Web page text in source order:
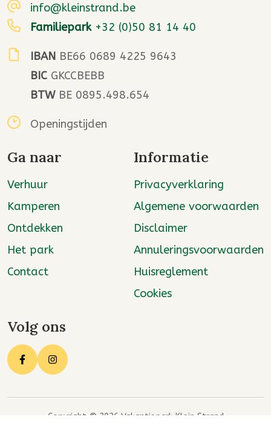
info@kleinstrand.be
Familiepark+32 (0)50 81 14 40
IBAN BE66 0689 4225 9643
BIC GKCCBEBB
BTWBE 0895.498.654
Openingstijden
Ga naar
Verhuur
Kamperen
Ontdekken
Het park
Contact
Informatie
Privacyverklaring
Algemene voorwaarden
Disclaimer
Annuleringsvoorwaarden
Huisreglement
Cookies
Volg ons
Copyright © 2026 Vakantiepark Klein Strand